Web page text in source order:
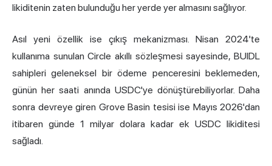
likiditenin zaten bulunduğu her yerde yer almasını sağlıyor.
Asıl yeni özellik ise çıkış mekanizması. Nisan 2024'te
kullanıma sunulan Circle akıllı sözleşmesi sayesinde, BUIDL
sahipleri geleneksel bir ödeme penceresini beklemeden,
günün her saati anında USDC'ye dönüştürebiliyorlar. Daha
sonra devreye giren Grove Basin tesisi ise Mayıs 2026'dan
itibaren günde 1 milyar dolara kadar ek USDC likiditesi
sağladı.